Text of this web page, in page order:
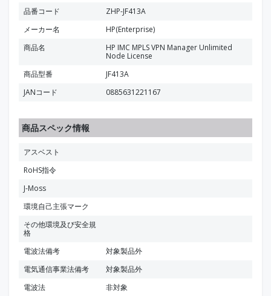
品番コード
ZHP-JF413A
メーカー名
HP(Enterprise)
商品名
HP IMC MPLS VPN Manager Unlimited
Node License
商品型番
JF413A
JANコード
0885631221167
商品スペック情報
アスベスト
RoHS指令
J-Moss
環境自己主張マーク
その他環境及び安全規
格
電波法備考
対象製品外
電気通信事業法備考
対象製品外
電波法
非対象